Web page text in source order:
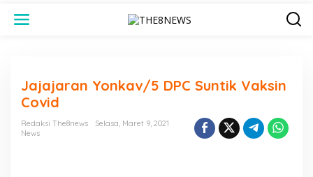
Jajajaran Yonkav/5 DPC Suntik Vaksin
Covid
Redaksi The8news
Selasa, Maret 9, 2021
News